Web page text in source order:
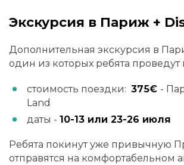
Экскурсия в Париж +
Дополнительная экскурсия в
один из которых ребята проведут
стоимость поездки: 375€ -
Land
даты - 10-13 или 23-26 июля
Ребята покинут уже привычную
отправятся на комфортабельном